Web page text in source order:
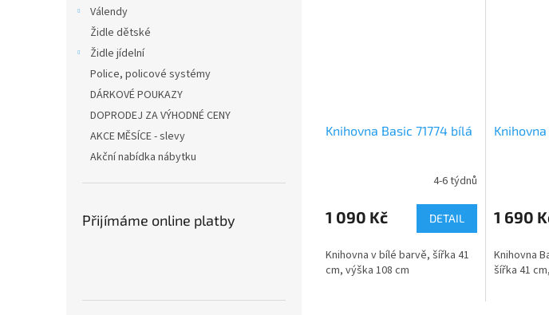
Válendy
Židle dětské
Židle jídelní
Police, policové systémy
DÁRKOVÉ POUKAZY
DOPRODEJ ZA VÝHODNÉ CENY
AKCE MĚSÍCE - slevy
Akční nabídka nábytku
Přijímáme online platby
Knihovna Basic 71774 bílá
4-6 týdnů
1 090 Kč DETAIL
Knihovna v bílé barvě, šířka 41
cm, výška 108 cm
1 690
Knihovna
šířka 41